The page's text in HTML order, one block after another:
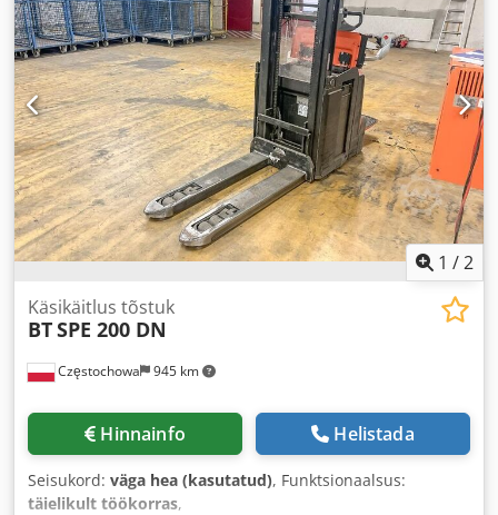
1 /2
Częstochowa 945 km
Käsikäitlus tõstuk
BTSPE 200 DN
Hinnainfo Helistada
Seisukord: väga hea (kasutatud), Funktsionaalsus:
täielikult töökorras,